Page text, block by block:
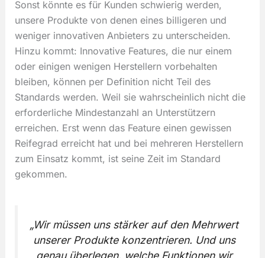
Sonst könnte es für Kunden schwierig werden,
unsere Produkte von denen eines billigeren und
weniger innovativen Anbieters zu unterscheiden.
Hinzu kommt: Innovative Features, die nur einem
oder einigen wenigen Herstellern vorbehalten
bleiben, können per Definition nicht Teil des
Standards werden. Weil sie wahrscheinlich nicht die
erforderliche Mindestanzahl an Unterstützern
erreichen. Erst wenn das Feature einen gewissen
Reifegrad erreicht hat und bei mehreren Herstellern
zum Einsatz kommt, ist seine Zeit im Standard
gekommen.
„Wir müssen uns stärker auf den Mehrwert
unserer Produkte konzentrieren. Und uns
genau überlegen, welche Funktionen wir